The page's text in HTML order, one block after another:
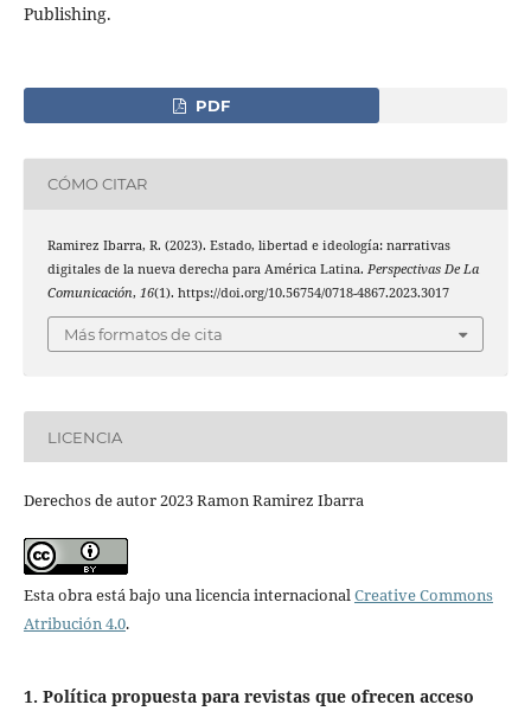
Publishing.
PDF
CÓMO CITAR
Ramirez Ibarra, R. (2023). Estado, libertad e ideología: narrativas
digitales de la nueva derecha para América Latina. Perspectivas De La
Comunicación, 16(1). https://doi.org/10.56754/0718-4867.2023.3017
Más formatos de cita
LICENCIA
Derechos de autor 2023 Ramon Ramirez Ibarra
Esta obra está bajo una licencia internacionalCreative Commons
Atribución 4.0.
1. Política propuesta para revistas que ofrecen acceso